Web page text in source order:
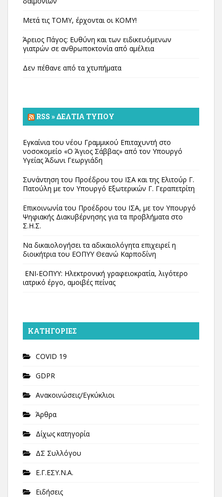
Μετά τις ΤΟΜΥ, έρχονται οι ΚΟΜΥ!
Άρειος Πάγος: Ευθύνη και των ειδικευόμενων
γιατρών σε ανθρωποκτονία από αμέλεια
Δεν πέθανε από τα χτυπήματα
RSS » ΔΕΛΤΊΑ ΤΎΠΟΥ
Εγκαίνια του νέου Γραμμικού Επιταχυντή στο
νοσοκομείο «Ο Άγιος Σάββας» από τον Υπουργό
Υγείας Άδωνι Γεωργιάδη
Συνάντηση του Προέδρου του ΙΣΑ και της Ελιτούρ Γ.
Πατούλη με τον Υπουργό Εξωτερικών Γ. Γεραπετρίτη
Επικοινωνία του Προέδρου του ΙΣΑ, με τον Υπουργό
Ψηφιακής Διακυβέρνησης για τα προβλήματα στο
Σ.Η.Σ.
Να δικαιολογήσει τα αδικαιολόγητα επιχειρεί η
διοικήτρια του ΕΟΠΥΥ Θεανώ Καρποδίνη
ΕΝΙ-ΕΟΠΥΥ: Ηλεκτρονική γραφειοκρατία, λιγότερο
ιατρικό έργο, αμοιβές πείνας
KΑΤΗΓΟΡΊΕΣ
COVID 19
GDPR
Ανακοινώσεις/Εγκύκλιοι
Άρθρα
Δίχως κατηγορία
ΔΣ Συλλόγου
Ε.Γ.ΕΣΥ.Ν.Α.
Ειδήσεις